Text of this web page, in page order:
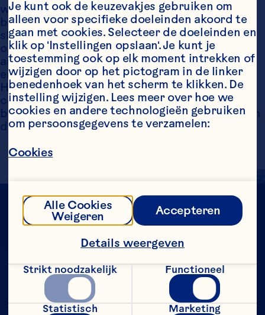
waaronder wetten en voorschriften
betreffende kinderarbeid, mensenhandel en
slavernij, vrijheid van vereniging en collectieve
onderhandelingen, discriminatie, lonen en
arbeidsvoorwaarden, werktijden en overwerk
en gezondheids- en veiligheidspraktijken.
Hoewel we onze leveranciers momenteel niet
controleren op naleving op deze gebieden,
bekijkt Ocean Spray de mogelijkheden om dit in
de toekomst te doen.
Bedrijf
Je kunt ook de keuzevakjes gebruiken om
alleen voor specifieke doeleinden akoord te
gaan met cookies. Selecteer de doeleinden en
klik op 'Instellingen opslaan'. Je kunt je
toestemming ook op elk moment intrekken of
wijzigen door op het pictogram in de linker
benedenhoek van het scherm te klikken. De
instelling wijzigen. Lees meer over hoe we
cookies en andere technologieën gebruiken
om persoonsgegevens te verzamelen:
Cookies
Alle Cookies
Weigeren
Accepteren
Details weergeven
Strikt noodzakelijk Functioneel
Statistisch Marketing